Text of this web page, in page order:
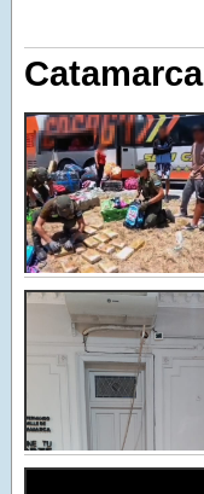
Catamarca